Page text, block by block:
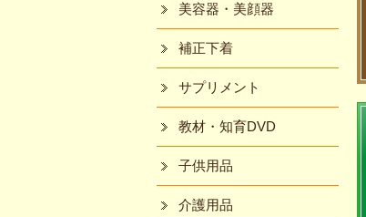
美容器・美顔器
補正下着
サプリメント
教材・知育DVD
子供用品
介護用品